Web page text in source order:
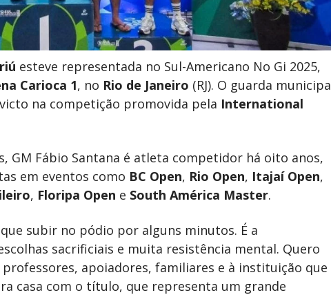
esteve representada no Sul-Americano No Gi 2025,
Carioca 1, no Rio de Janeiro (RJ). O guarda
na competição promovida pela International
GM Fábio Santana é atleta competidor há oito anos,
em eventos como BC Open, Rio Open, Itajaí Open,
, Floripa Open e South América Master.
subir no pódio por alguns minutos. É a
sacrificiais e muita resistência mental. Quero
apoiadores, familiares e à instituição que
casa com o título, que representa um grande